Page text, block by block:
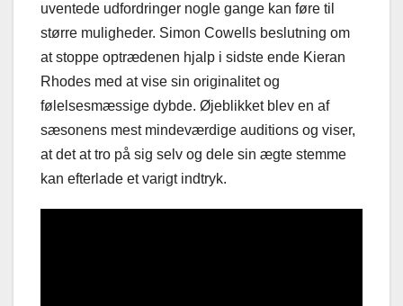
uventede udfordringer nogle gange kan føre til
større muligheder. Simon Cowells beslutning om
at stoppe optrædenen hjalp i sidste ende Kieran
Rhodes med at vise sin originalitet og
følelsesmæssige dybde. Øjeblikket blev en af
sæsonens mest mindeværdige auditions og viser,
at det at tro på sig selv og dele sin ægte stemme
kan efterlade et varigt indtryk.